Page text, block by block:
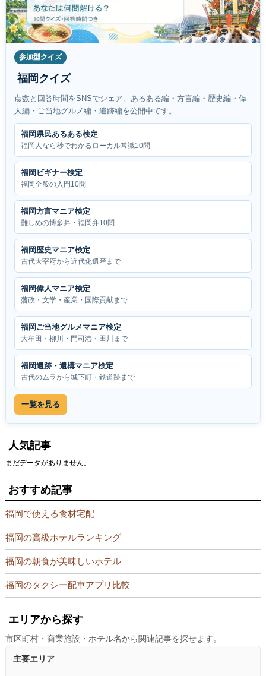
参加型クイズ
福岡クイズ
点数と回答時間をSNSでシェア。あるある編・方言編・歴史編・偉
人編・ご当地グルメ編・遺跡編を公開中です。
福岡県民あるある検定
福岡人なら秒でわかるローカル常識10問
福岡ビギナー検定
福岡全般の入門10問
福岡方言マニア検定
難しめの博多弁・福岡弁10問
福岡歴史マニア検定
古代大宰府から近代化遺産まで
福岡偉人マニア検定
藩政・文学・産業・国際貢献まで
福岡ご当地グルメマニア検定
大牟田・柳川・門司港・田川まで
福岡遺跡・遺構マニア検定
古代のムラから城下町・鉄道跡まで
一覧を見る
人気記事
まだデータがありません。
おすすめ記事
福岡で使える食材宅配
福岡の高級ホテルランキング
福岡の朝食が美味しいホテル
福岡のタクシー配車アプリ比較
エリアから探す
市区町村・商業施設・ホテル名から関連記事を探せます。
主要エリア